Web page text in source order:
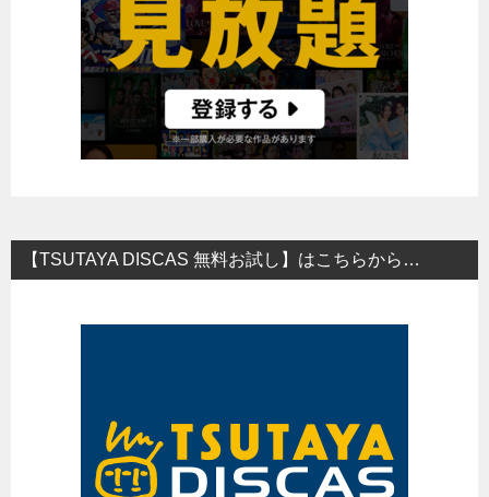
【TSUTAYA DISCAS 無料お試し】はこちらから…